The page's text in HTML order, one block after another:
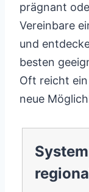
prägnant
Vereinbare
und
besten
Oft reicht
neue